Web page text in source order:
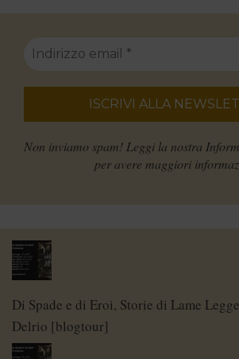
Non inviamo spam! Leggi la nostra
per avere maggiori
Di Spade e di Eroi, Storie di Lame
Delrio [blogtour]